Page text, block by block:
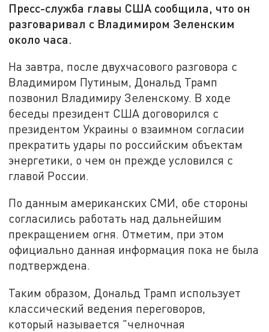
Пресс-служба главы США сообщила, что он
разговаривал с Владимиром Зеленским
около часа.
На завтра, после двухчасового разговора с
Владимиром Путиным, Дональд Трамп
позвонил Владимиру Зеленскому. В ходе
беседы президент США договорился с
президентом Украины о взаимном согласии
прекратить удары по российским объектам
энергетики, о чем он прежде условился с
главой России.
По данным американских СМИ, обе стороны
согласились работать над дальнейшим
прекращением огня. Отметим, при этом
официально данная информация пока не была
подтверждена.
Таким образом, Дональд Трамп использует
классический ведения переговоров,
который называется "челночная